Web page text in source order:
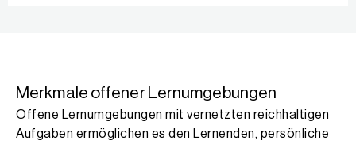
Merkmale offener Lernumgebungen
Offene Lernumgebungen mit vernetzten reichhaltigen
Aufgaben ermöglichen es den Lernenden, persönliche